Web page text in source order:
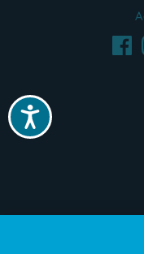
Acessibilidade